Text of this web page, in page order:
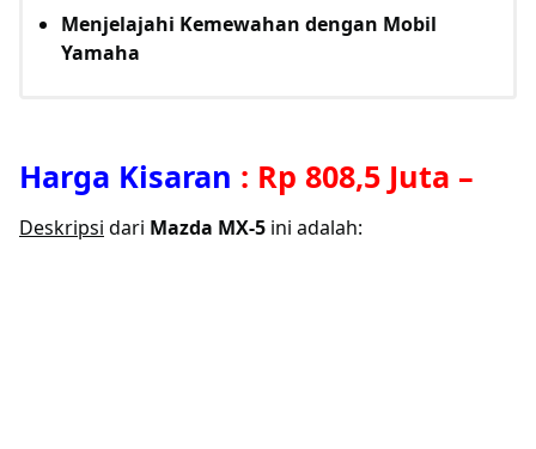
Menjelajahi Kemewahan dengan Mobil
Yamaha
Harga Kisaran : Rp 808,5 Juta –
Deskripsi dari Mazda MX-5 ini adalah: